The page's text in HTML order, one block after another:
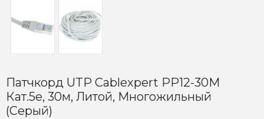
Патчкорд UTP Cablexpert PP12-30M
Кат.5e, 30м, Литой, Многожильный
(серый)